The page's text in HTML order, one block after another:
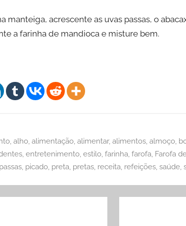
manteiga, acrescente as uvas passas, o
a farinha de mandioca e misture bem.
, alho, alimentação, alimentar, alimentos, almoço,
entretenimento estilo farinha farofa Farofa
passas picado preta pretas receita refeições saúde